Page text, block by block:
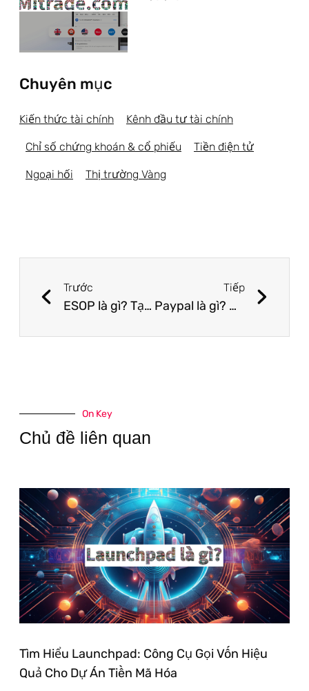
Chuyên mục
Kiến thức tài chính Kênh đầu tư tài chính
Chỉ số chứng khoán & cổ phiếu Tiền điện tử
Ngoại hối Thị trường Vàng
Trước
ESOP là gì? Tại sao doanh nghiệp lại phát hành cổ phiếu ESOP?
Tiếp
Paypal là gì? Nạp rút tiền như thế nào? Các bước đơn giản tạo tài khoản Paypal trong 2 phút
On Key
Chủ đề liên quan
Tìm Hiểu Launchpad: Công Cụ Gọi Vốn Hiệu
Quả Cho Dự Án Tiền Mã Hóa